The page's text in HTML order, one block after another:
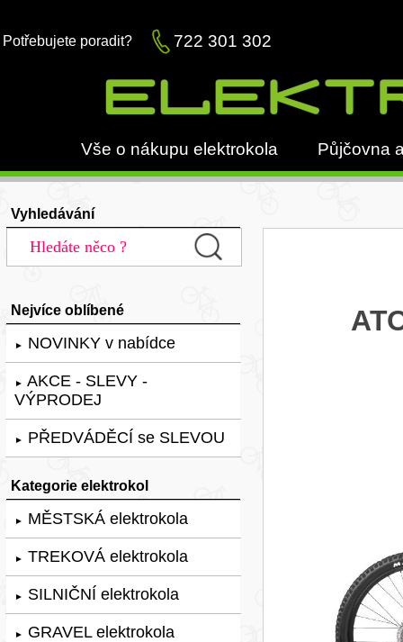
Potřebujete poradit? 722 301 302
Vše o nákupu elektrokola Půjčovna
Vyhledávání
Nejvíce oblíbené
► NOVINKY v nabídce
► AKCE - SLEVY -
VÝPRODEJ
► PŘEDVÁDĚCÍ se SLEVOU
Kategorie elektrokol
► MĚSTSKÁ elektrokola
► TREKOVÁ elektrokola
► SILNIČNÍ elektrokola
► GRAVEL elektrokola